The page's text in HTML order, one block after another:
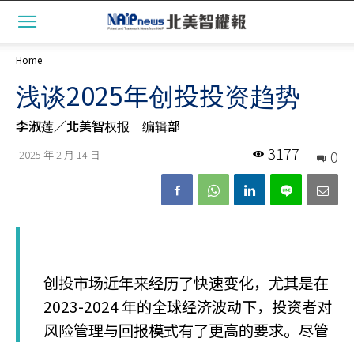
Home
浅谈2025年创投投资趋势
李淑莲／北美智权报 编辑部
2025 年 2 月 14 日 0
3177
创投市场近年来经历了快速变化，尤其是在
2023-2024 年的全球经济波动下，投资者对
风险管理与回报模式有了更高的要求。尽管